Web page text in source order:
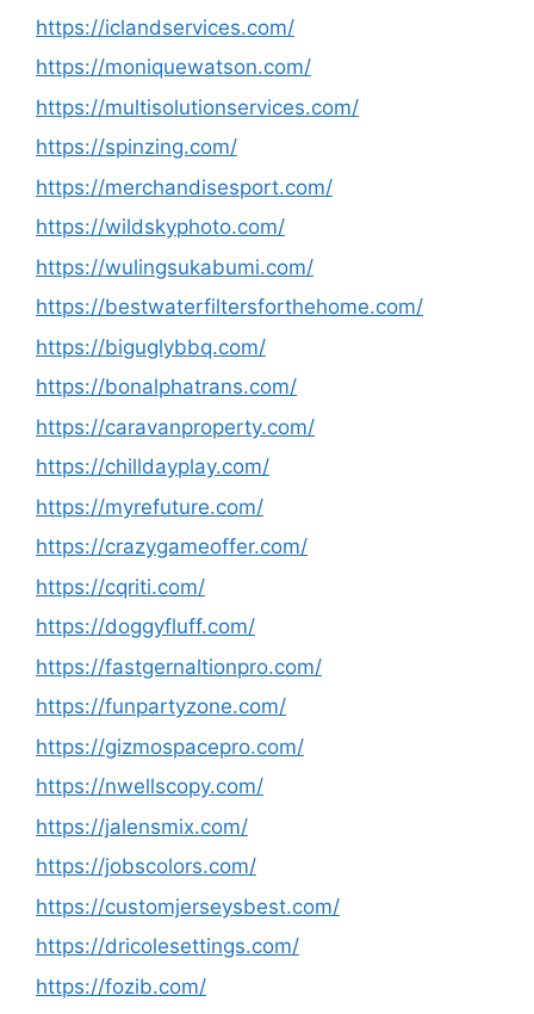
https://iclandservices.com/
https://moniquewatson.com/
https://multisolutionservices.com/
https://spinzing.com/
https://merchandisesport.com/
https://wildskyphoto.com/
https://wulingsukabumi.com/
https://bestwaterfiltersforthehome.com/
https://biguglybbq.com/
https://bonalphatrans.com/
https://caravanproperty.com/
https://chilldayplay.com/
https://myrefuture.com/
https://crazygameoffer.com/
https://cqriti.com/
https://doggyfluff.com/
https://fastgernaltionpro.com/
https://funpartyzone.com/
https://gizmospacepro.com/
https://nwellscopy.com/
https://jalensmix.com/
https://jobscolors.com/
https://customjerseysbest.com/
https://dricolesettings.com/
https://fozib.com/